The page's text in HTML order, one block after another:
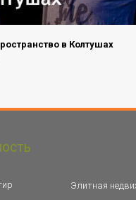
в Колтушах
Элитная